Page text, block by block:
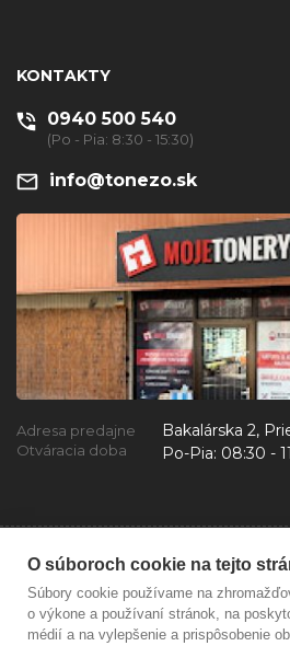
O súboroch cookie na tejto
Súbory cookie používame na
o výkone a používaní stránok, na
médií a na vylepšenie a prispôsobenie
KONTAKTY
0940 500 540
(Po - Pia: 8:30 - 15:30)
info@tonezo.sk
Adresa predajne Bakalárska 2,
Otváracia doba Po-Pia: 08:30 -